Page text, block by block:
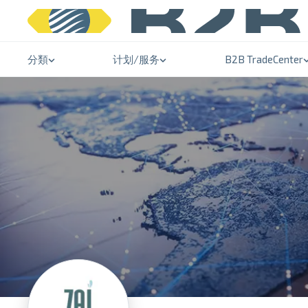
分類 计划/服务 B2B TradeCenter